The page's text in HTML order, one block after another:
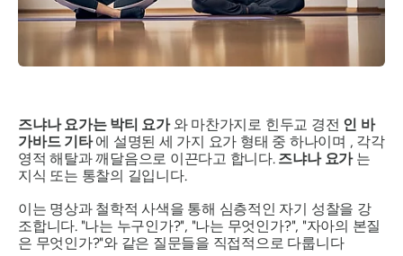
즈냐나 요가는 박티 요가와 마찬가지로 힌두교 경전 인 바
가바드 기타에 설명된 세 가지 요가 형태 중 하나이며 , 각각
영적 해탈과 깨달음으로 이끈다고 합니다. 즈냐나 요가는
지식 또는 통찰의 길입니다.
이는 명상과 철학적 사색을 통해 심층적인 자기 성찰을 강
조합니다. "나는 누구인가?", "나는 무엇인가?", "자아의 본질
은 무엇인가?"와 같은 질문들을 직접적으로 다룹니다